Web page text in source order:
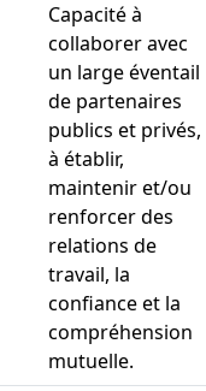
Capacité à
collaborer avec
un large éventail
de partenaires
publics et privés,
à établir,
maintenir et/ou
renforcer des
relations de
travail, la
confiance et la
compréhension
mutuelle.